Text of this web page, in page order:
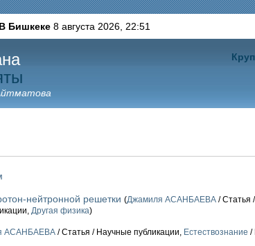
В Бишкеке8 августа 2026, 22:51
нейтронной решетки (Джамиля АСАНБАЕВА / Статья
Другая физика)
АСАНБАЕВА / Статья / Научные публикации, Естествознание /